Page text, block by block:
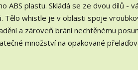
ABS plastu. Skládá se ze dvou dílů -
Tělo whistle je v oblasti spoje
a zároveň brání nechtěnému
množství na opakované